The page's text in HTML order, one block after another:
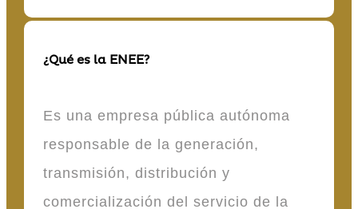
¿Qué es la ENEE?
Es una empresa pública autónoma
responsable de la generación,
transmisión, distribución y
comercialización del servicio de la